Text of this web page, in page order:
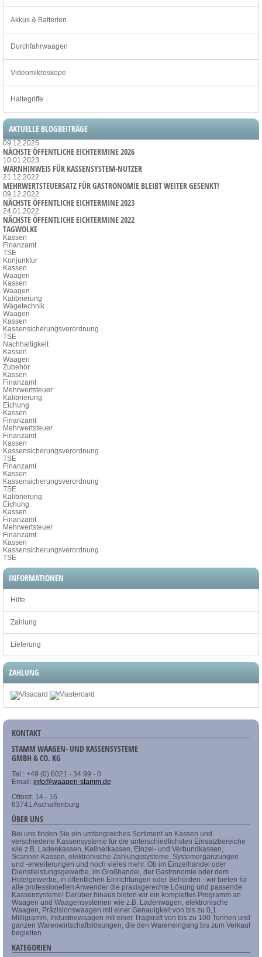
Akkus & Batterien
Durchfahrwaagen
Videomikroskope
Haltegriffe
AKTUELLE BLOGBEITRÄGE
09.12.2025
NÄCHSTE ÖFFENTLICHE EICHTERMINE 2026
10.01.2023
WARNHINWEIS FÜR KASSENSYSTEM-NUTZER
21.12.2022
MEHRWERTSTEUERSATZ FÜR GASTRONOMIE BLEIBT WEITER GESENKT!
09.12.2022
NÄCHSTE ÖFFENTLICHE EICHTERMINE 2023
24.01.2022
NÄCHSTE ÖFFENTLICHE EICHTERMINE 2022
TAGWOLKE
Kassen
Finanzamt
TSE
Konjunktur
Kassen
Waagen
Kassen
Waagen
Kalibrierung
Wägetechnik
Waagen
Kassen
Kassensicherungsverordnung
TSE
Nachhaltigkeit
Kassen
Waagen
Zubehör
Kassen
Finanzamt
Mehrwertsteuer
Kalibrierung
Eichung
Kassen
Finanzamt
Mehrwertsteuer
Finanzamt
Kassen
Kassensicherungsverordnung
TSE
Finanzamt
Kassen
Kassensicherungsverordnung
TSE
Kalibrierung
Eichung
Kassen
Finanzamt
Mehrwertsteuer
Finanzamt
Kassen
Kassensicherungsverordnung
TSE
INFORMATIONEN
Hilfe
Zahlung
Lieferung
ZAHLUNG
KONTAKT
STAMM WAAGEN- UND KASSENSYSTEME
GMBH & CO. KG
Tel.: +49 (0) 6021 - 34 99 - 0
Email: info@waagen-stamm.de
Ottostr. 14 - 16
63741 Aschaffenburg
ÜBER UNS
Bei uns finden Sie ein umfangreiches Sortiment an Kassen und
verschiedene Kassensysteme für die unterschiedlichsten Einsatzbereiche
wie z.B. Ladenkassen, Kellnerkassen, Einzel- und Verbundkassen,
Scanner-Kassen, elektronische Zahlungssysteme, Systemergänzungen
und -erweiterungen und noch vieles mehr. Ob im Einzelhandel oder
Dienstleistungsgewerbe, im Großhandel, der Gastronomie oder dem
Hotelgewerbe, in öffentlichen Einrichtungen oder Behörden - wir bieten für
alle professionellen Anwender die praxisgerechte Lösung und passende
Kassensysteme! Darüber hinaus bieten wir ein komplettes Programm an
Waagen und Waagensystemen wie z.B. Ladenwagen, elektronische
Waagen, Präzisionswaagen mit einer Genauigkeit von bis zu 0,1
Milligramm, Industriewaagen mit einer Tragkraft von bis zu 100 Tonnen und
ganzen Warenwirtschaftslösungen, die den Wareneingang bis zum Verkauf
begleiten.
KATEGORIEN